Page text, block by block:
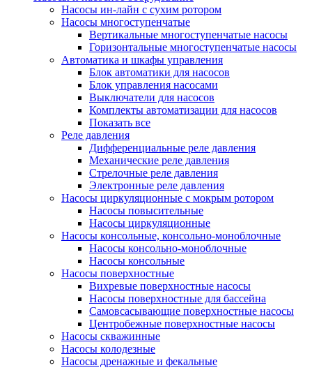
Насосы ин-лайн с сухим ротором
Насосы многоступенчатые
Вертикальные многоступенчатые насосы
Горизонтальные многоступенчатые насосы
Автоматика и шкафы управления
Блок автоматики для насосов
Блок управления насосами
Выключатели для насосов
Комплекты автоматизации для насосов
Показать все
Реле давления
Дифференциальные реле давления
Механические реле давления
Стрелочные реле давления
Электронные реле давления
Насосы циркуляционные с мокрым ротором
Насосы повысительные
Насосы циркуляционные
Насосы консольные, консольно-моноблочные
Насосы консольно-моноблочные
Насосы консольные
Насосы поверхностные
Вихревые поверхностные насосы
Насосы поверхностные для бассейна
Самовсасывающие поверхностные насосы
Центробежные поверхностные насосы
Насосы скважинные
Насосы колодезные
Насосы дренажные и фекальные